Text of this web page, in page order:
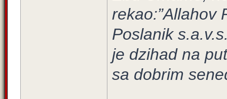
rekao:”Allahov
Poslanik
je dzihad na
sa dobrim